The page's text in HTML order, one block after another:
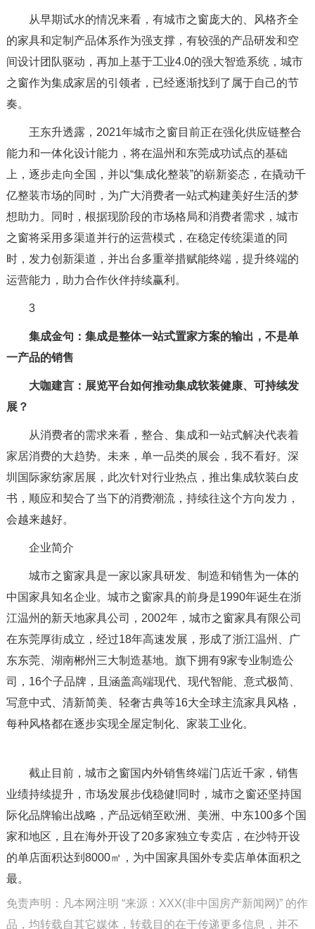
从早期试水的情况来看，有城市之窗庞大的、风格齐全
的家具和定制产品体系作为强支撑，有较强的产品研发和空
间设计团队驱动，再加上基于工业4.0的强大智造系统，城市
之窗作为集成家居的引领者，已经逐渐找到了属于自己的节
奏。
王东升透露，2021年城市之窗目前正在强化供应链整合
能力和一体化设计能力，将在温州和东莞成功试点的基础
上，逐步走向全国，并以“集成化整装”的崭新姿态，在撬动千
亿整装市场的同时，为广大消费者一站式构建美好生活的梦
想助力。同时，根据现阶段的市场格局和消费者需求，城市
之窗将采用多渠道并行的运营模式，在稳定传统渠道的同
时，发力创新渠道，并出台多重举措赋能终端，提升终端的
运营能力，助力合作伙伴持续赢利。
3
集成金句：集成是整体一站式置家方案的输出，不是单
一产品的销售
大咖建言：展览平台如何推动集成软装健康、可持续发
展？
从消费者的需求来看，整合、集成和一站式解决代表着
家居消费的大趋势。未来，单一品类的展会，我不看好。深
圳国际家纺家居展，此次针对行业热点，推出集成软装白皮
书，顺应和契合了当下的消费潮流，持续往这个方向发力，
会越来越好。
企业简介
城市之窗家具是一家以家具研发、制造和销售为一体的
中国家具知名企业。城市之窗家具的前身是1990年诞生在浙
江温州的新天地家具公司，2002年，城市之窗家具有限公司
在东莞厚街成立，经过18年高速发展，形成了浙江温州、广
东东莞、湖南郴州三大制造基地。旗下拥有9家专业制造公
司，16个子品牌，且涵盖高端现代、现代智能、意式极简、
写意中式、清新简美、轻奢古典等16大全球主流家具风格，
每种风格都在逐步实现全屋定制化、家装工业化。
截止目前，城市之窗国内外销售终端门店近千家，销售
业绩持续提升，市场发展步伐稳健!同时，城市之窗还坚持国
际化品牌输出战略，产品远销至欧洲、美洲、中东100多个国
家和地区，且在海外开设了20多家独立专卖店，在沙特开设
的单店面积达到8000㎡，为中国家具国外专卖店单体面积之
最。
免责声明：凡本网注明 “来源：XXX(非中国房产新闻网)” 的作
品，均转载自其它媒体，转载目的在于传递更多信息，并不